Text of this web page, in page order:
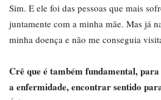
Sim. E ele foi das pessoas que mais
juntamente com a minha mãe. Mas já
minha doença e não me conseguia
Crê que é também fundamental,
a enfermidade, encontrar sentido